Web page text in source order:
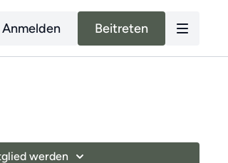
Anmelden Beitreten
werden